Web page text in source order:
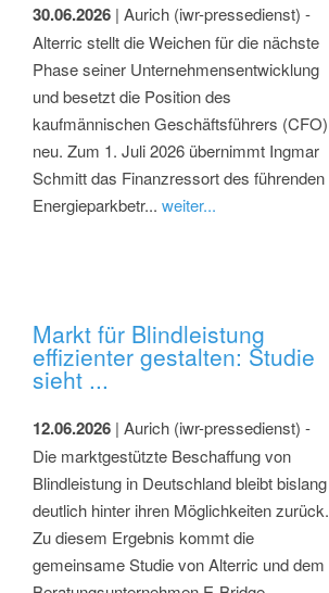
30.06.2026 | Aurich (iwr-pressedienst) -
Alterric stellt die Weichen für die nächste
Phase seiner Unternehmensentwicklung
und besetzt die Position des
kaufmännischen Geschäftsführers (CFO)
neu. Zum 1. Juli 2026 übernimmt Ingmar
Schmitt das Finanzressort des führenden
Energieparkbetr... weiter...
Markt für Blindleistung
effizienter gestalten: Studie
sieht ...
12.06.2026 | Aurich (iwr-pressedienst) -
Die marktgestützte Beschaffung von
Blindleistung in Deutschland bleibt bislang
deutlich hinter ihren Möglichkeiten zurück.
Zu diesem Ergebnis kommt die
gemeinsame Studie von Alterric und dem